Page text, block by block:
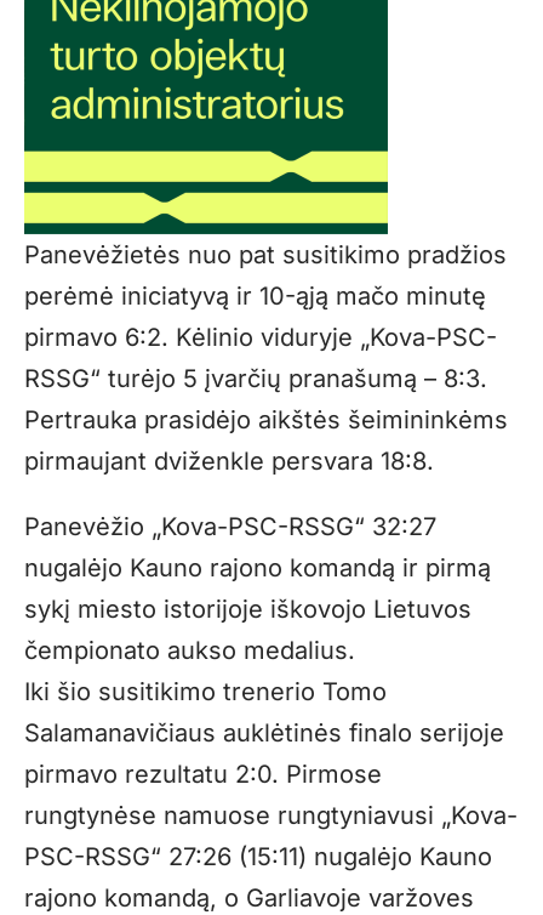
Panevėžietės nuo pat susitikimo pradžios
perėmė iniciatyvą ir 10-ąją mačo minutę
pirmavo 6:2. Kėlinio viduryje „Kova-PSC-
RSSG“ turėjo 5 įvarčių pranašumą – 8:3.
Pertrauka prasidėjo aikštės šeimininkėms
pirmaujant dviženkle persvara 18:8.
Panevėžio „Kova-PSC-RSSG“ 32:27
nugalėjo Kauno rajono komandą ir pirmą
sykį miesto istorijoje iškovojo Lietuvos
čempionato aukso medalius.
Iki šio susitikimo trenerio Tomo
Salamanavičiaus auklėtinės finalo serijoje
pirmavo rezultatu 2:0. Pirmose
rungtynėse namuose rungtyniavusi „Kova-
PSC-RSSG“ 27:26 (15:11) nugalėjo Kauno
rajono komandą, o Garliavoje varžoves